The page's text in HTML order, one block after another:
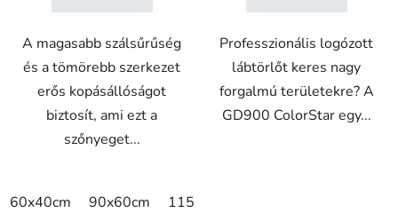
A magasabb szálsűrűség
és a tömörebb szerkezet
erős kopásállóságot
biztosít, ami ezt a
szőnyeget...
60x40cm 90x60cm 115x115cm
Professzionális logózott
lábtörlőt keres nagy
forgalmú területekre? A
GD900 ColorStar egy...